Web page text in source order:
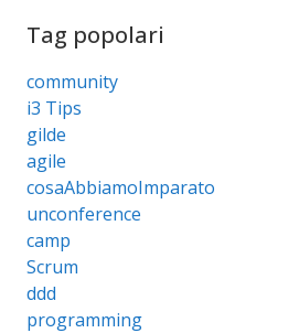
Tag popolari
community
i3 Tips
gilde
agile
cosaAbbiamoImparato
unconference
camp
Scrum
ddd
programming